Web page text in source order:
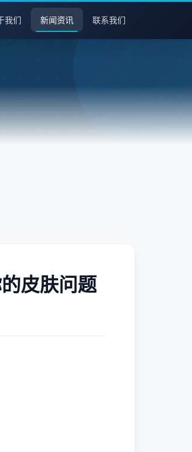
我们 新闻资讯 联系我们
皮肤问题